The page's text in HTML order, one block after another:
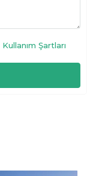
Kullanım Şartları